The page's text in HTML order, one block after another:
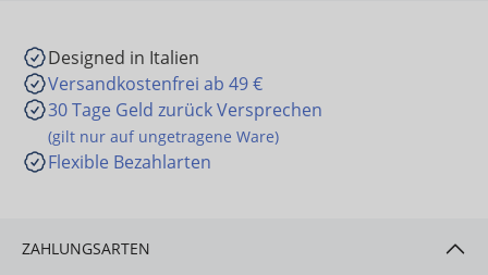
Designed in Italien
Versandkostenfrei ab 49 €
30 Tage Geld zurück Versprechen
(gilt nur auf ungetragene Ware)
Flexible Bezahlarten
ZAHLUNGSARTEN